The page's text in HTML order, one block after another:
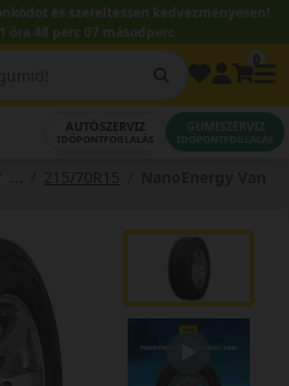
és szereltessen kedvezményesen!
óra 48 perc 06 másodperc.
AUTÓSZERVIZ
IDŐPONTFOGLALÁS
GUMISZERVIZ
IDŐPONTFOGLALÁS
215/70R15